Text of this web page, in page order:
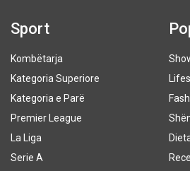
Sport
Kombëtarja
Kategoria Superiore
Kategoria e Parë
Premier League
La Liga
Serie A